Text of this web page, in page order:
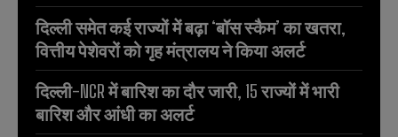
दिल्ली समेत कई राज्यों में बढ़ा ‘बॉस स्कैम’ का खतरा,
वित्तीय पेशेवरों को गृह मंत्रालय ने किया अलर्ट
दिल्ली-NCR में बारिश का दौर जारी, 15 राज्यों में भारी
बारिश और आंधी का अलर्ट